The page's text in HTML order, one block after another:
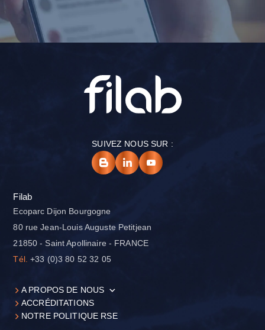
SUIVEZ NOUS SUR :
Filab
Ecoparc Dijon Bourgogne
80 rue Jean-Louis Auguste Petitjean
21850 - Saint Apollinaire - FRANCE
Tél. +33 (0)3 80 52 32 05
A PROPOS DE NOUS
ACCRÉDITATIONS
NOTRE POLITIQUE RSE